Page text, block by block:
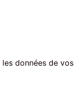
données de vos